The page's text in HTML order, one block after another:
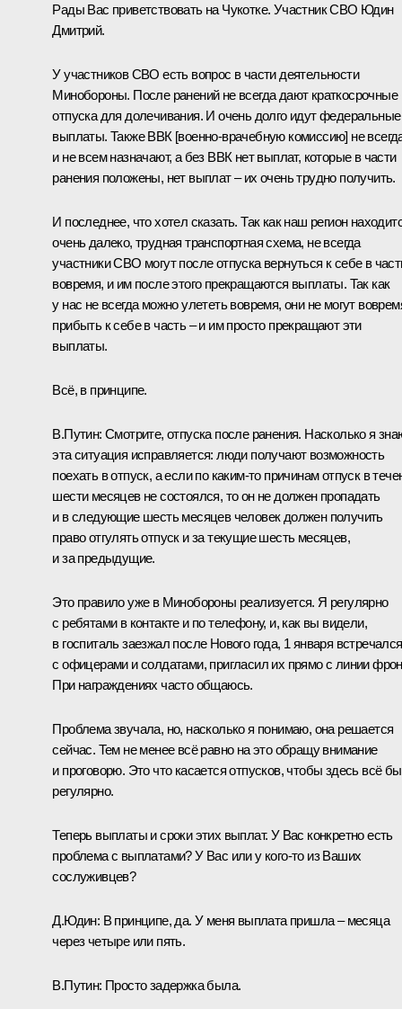
Рады Вас приветствовать на Чукотке. Участник СВО Юдин
Дмитрий.
У участников СВО есть вопрос в части деятельности
Минобороны. После ранений не всегда дают краткосрочные
отпуска для долечивания. И очень долго идут федеральные
выплаты. Также ВВК [военно-врачебную комиссию] не
и не всем назначают, а без ВВК нет выплат, которые в части
ранения положены, нет выплат – их очень трудно получить.
И последнее, что хотел сказать. Так как наш регион
очень далеко, трудная транспортная схема, не всегда
участники СВО могут после отпуска вернуться к себе в
вовремя, и им после этого прекращаются выплаты. Так как
у нас не всегда можно улететь вовремя, они не могут
прибыть к себе в часть – и им просто прекращают эти
выплаты.
Всё, в принципе.
В.Путин: Смотрите, отпуска после ранения. Насколько я
эта ситуация исправляется: люди получают возможность
поехать в отпуск, а если по каким-то причинам отпуск в
шести месяцев не состоялся, то он не должен пропадать
и в следующие шесть месяцев человек должен получить
право отгулять отпуск и за текущие шесть месяцев,
и за предыдущие.
Это правило уже в Минобороны реализуется. Я регулярно
с ребятами в контакте и по телефону, и, как вы видели,
в госпиталь заезжал после Нового года, 1 января встречался
с офицерами и солдатами, пригласил их прямо с линии
При награждениях часто общаюсь.
Проблема звучала, но, насколько я понимаю, она решается
сейчас. Тем не менее всё равно на это обращу внимание
и проговорю. Это что касается отпусков, чтобы здесь всё
регулярно.
Теперь выплаты и сроки этих выплат. У Вас конкретно есть
проблема с выплатами? У Вас или у кого-то из Ваших
сослуживцев?
Д.Юдин: В принципе, да. У меня выплата пришла – месяца
через четыре или пять.
В.Путин: Просто задержка была.